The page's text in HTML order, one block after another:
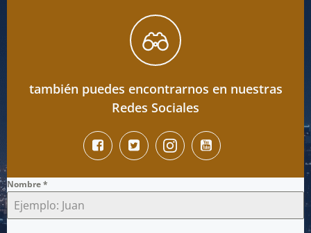
también puedes encontrarnos en nuestras
Redes Sociales
Nombre*